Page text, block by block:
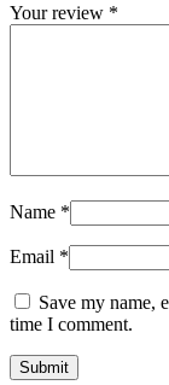
Your review *
Name *
Email *
Save my name,
time I comment.